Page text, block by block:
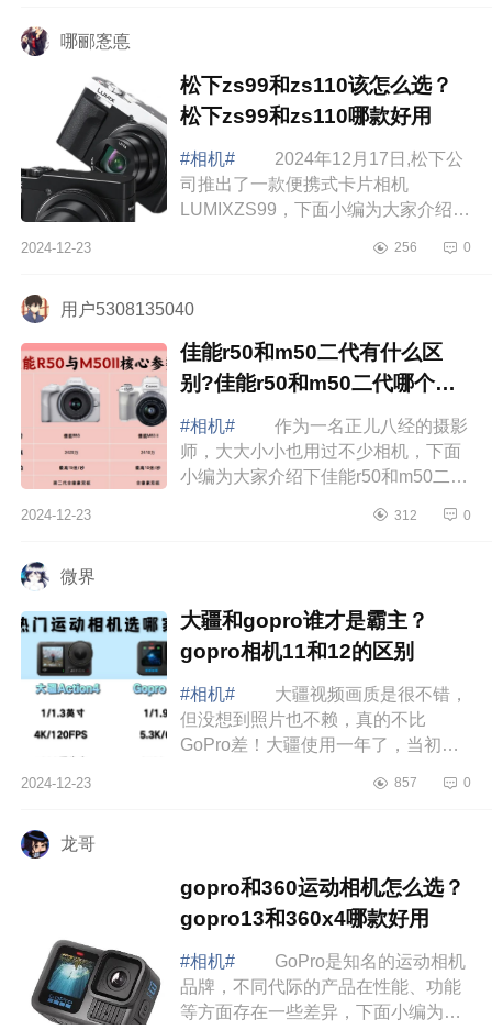
哪郦愙悳
松下zs99和zs110该怎么选？
松下zs99和zs110哪款好用
#相机#
2024年12月17日,松下公
司推出了一款便携式卡片相机
LUMIXZS99，下面小编为大家介绍下
zs99和zs110哪款好用 松下zs99
2024-12-23 256 0
用户5308135040
佳能r50和m50二代有什么区
别?佳能r50和m50二代哪个值
得买
#相机#
作为一名正儿八经的摄影
师，大大小小也用过不少相机，下面
小编为大家介绍下佳能r50和m50二代
值得买 佳能r50和m50二代有什么
2024-12-23 312 0
微界
大疆和gopro谁才是霸主？
gopro相机11和12的区别
#相机#
大疆视频画质是很不错，
但没想到照片也不赖，真的不比
GoPro差！大疆使用一年了，当初买
因退坑了，下面小编为大家介绍下大
2024-12-23 857 0
龙哥
gopro和360运动相机怎么选？
gopro13和360x4哪款好用
#相机#
GoPro是知名的运动相机
品牌，不同代际的产品在性能、功能
等方面存在一些差异，下面小编为大